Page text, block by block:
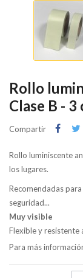
Rollo
Clase B - 3
Compartir
Rollo luminiscente
los lugares.
Recomendadas
seguridad...
Muy visible
Flexible y resistente
Para más